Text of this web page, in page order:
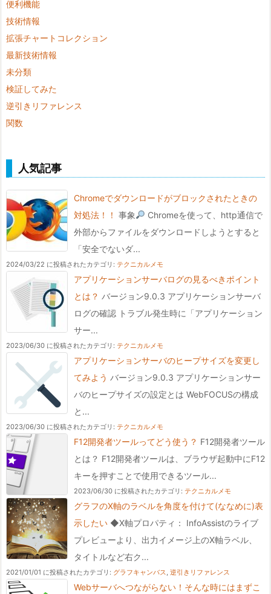
便利機能
技術情報
拡張チャートコレクション
最新技術情報
未分類
検証してみた
逆引きリファレンス
関数
人気記事
Chromeでダウンロードがブロックされたときの
対処法！！ 事象
Chromeを使って、http通信で
外部からファイルをダウンロードしようとすると
「安全でないダ...
2024/03/22 に投稿されたカテゴリ: テクニカルメモ
アプリケーションサーバログの見るべきポイント
とは？ バージョン9.0.3 アプリケーションサーバ
ログの確認 トラブル発生時に「アプリケーション
サー...
2023/06/30 に投稿されたカテゴリ: テクニカルメモ
アプリケーションサーバのヒープサイズを変更し
てみよう バージョン9.0.3 アプリケーションサー
バのヒープサイズの設定とは WebFOCUSの構成
と...
2023/06/30 に投稿されたカテゴリ: テクニカルメモ
F12開発者ツールってどう使う？ F12開発者ツール
とは？ F12開発者ツールは、ブラウザ起動中にF12
キーを押すことで使用できるツール...
2023/06/30 に投稿されたカテゴリ: テクニカルメモ
グラフのX軸のラベルを角度を付けて(ななめに)表
示したい ◆X軸プロパティ： InfoAssistのライブ
プレビューより、出力イメージ上のX軸ラベル、
タイトルなど右ク...
2021/01/01 に投稿されたカテゴリ: グラフキャンバス, 逆引きリファレンス
Webサーバへつながらない！そんな時にはまずこ